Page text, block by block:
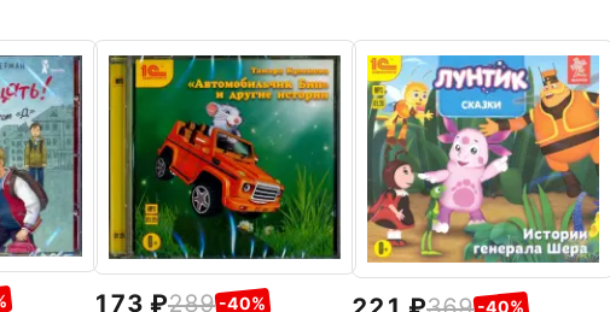
173 289 -40% -40%